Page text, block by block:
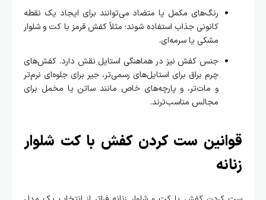
رنگ‌های مکمل یا متضاد می‌توانند برای ایجاد یک نقطه
کانونی جذاب استفاده شوند؛ مثلاً کفش قرمز با کت و شلوار
مشکی یا سرمه‌ای.
جنس کفش نیز در هماهنگی استایل نقش دارد. کفش‌های
چرم براق برای استایل‌های رسمی‌تر، جیر برای جلوه‌ای نرم‌تر
و مات‌تر، و پارچه‌های خاص مانند ساتن یا مخمل برای
مجالس مناسب‌ترند.
قوانین ست کردن کفش با کت شلوار
زنانه